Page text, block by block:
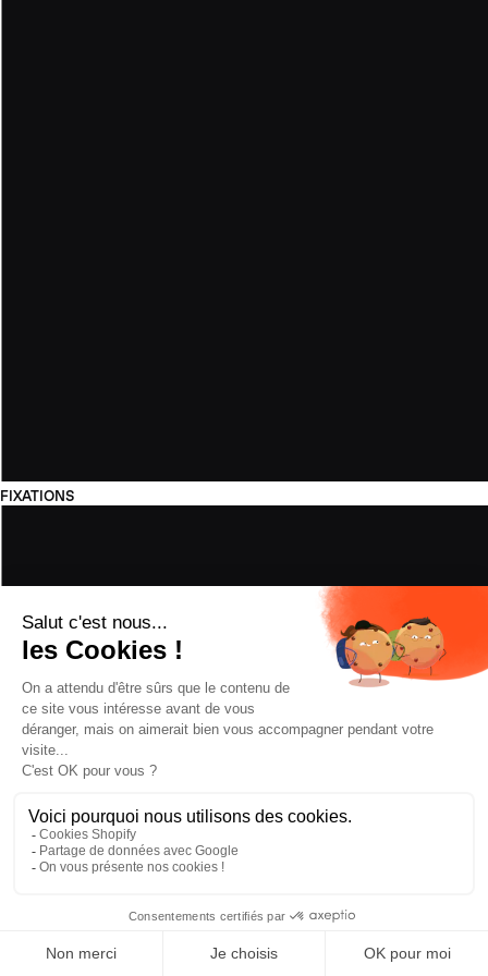
FIXATIONS